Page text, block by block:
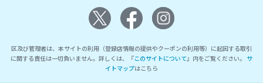
区及び管理者は、本サイトの利用（登録店情報の提供やクーポンの利用等）に起因する取引
に関する責任は一切負いません。詳しくは、『このサイトについて』内をご覧ください。 サ
イトマップはこちら